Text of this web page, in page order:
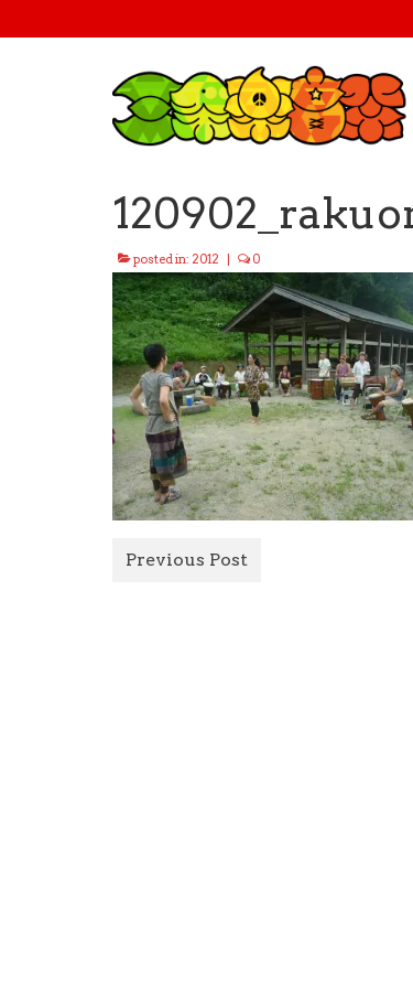
posted in: 2012 0
Previous Post